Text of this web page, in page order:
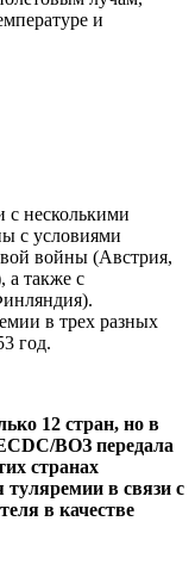
и
несколькими
с условиями
войны (Австрия,
а также с
в трех разных
год.
12 стран, но в
ВОЗ передала
странах
туляремии в связи с
в качестве